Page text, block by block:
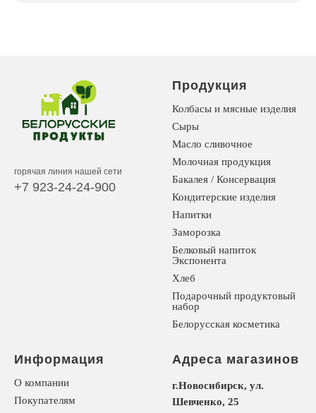
горячая линия нашей сети
+7 923-24-24-900
Продукция
Колбасы и мясные изделия
Сыры
Масло сливочное
Молочная продукция
Бакалея / Консервация
Кондитерские изделия
Напитки
Заморозка
Белковый напиток
Экспонента
Хлеб
Подарочный продуктовый
набор
Белорусская косметика
Информация
О компании
Покупателям
Адреса магазинов
г.Новосибирск, ул.
Шевченко, 25